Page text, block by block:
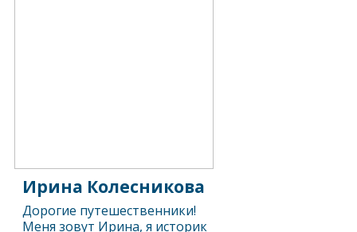
Ирина Колесникова
Дорогие путешественники!
Меня зовут Ирина, я историк